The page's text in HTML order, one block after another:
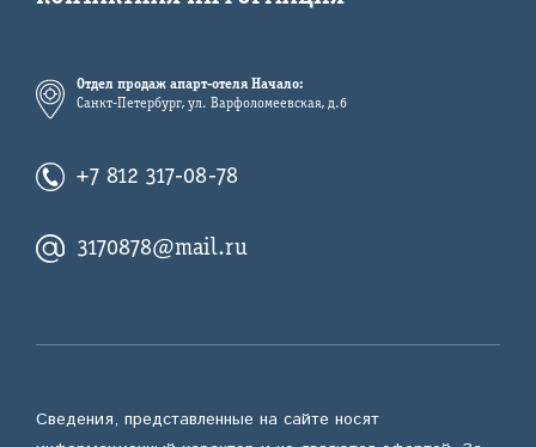
Отдел продаж апарт-отеля Начало:
Санкт-Петербург, ул. Варфоломеевская, д.6
+7 812 317-08-78
3170878@mail.ru
Сведения, представленные на сайте носят